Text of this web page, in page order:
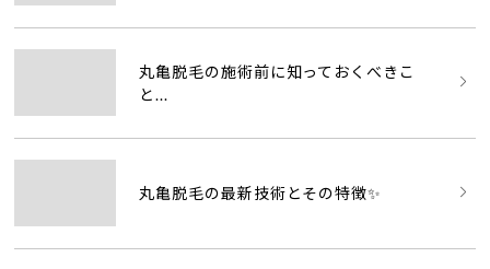
丸亀脱毛の施術前に知っておくべきこ
と...
丸亀脱毛の最新技術とその特徴✨